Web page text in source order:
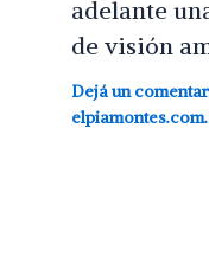
adelante
de visión
Dejá un